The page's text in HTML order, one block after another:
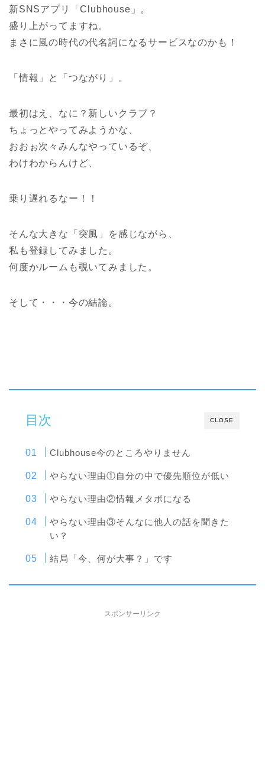
新SNSアプリ「Clubhouse」。
盛り上がってますね。
まさに風の時代の代名詞になるサービスなのかも！
「情報」と「つながり」。
最初はえ、なに？新しいクラブ？
ちょっとやってみようかな、
おおぉ次々みんなやっているぞ、
わけわからんけど、
乗り遅れるなー！！
そんな大きな「突風」を感じながら、
私も登録してみました。
何度かルームも覗いてみました。
そして・・・今の結論。
CLOSE
目次
Clubhouse今のところやりません
やらない理由①自分の中で優先順位が低い
やらない理由②情報メタボになる
やらない理由③そんなに他人の話を聞きた
い？
結局「今、何が大事？」です
スポンサーリンク